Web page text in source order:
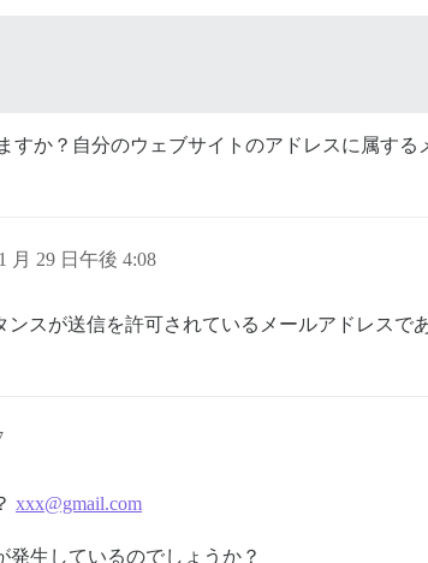
すか？自分のウェブサイトのアドレスに属す
月 29 日午後 4:08
ンスが送信を許可されているメールアドレスで
xxx@gmail.com
発生しているのでしょうか？